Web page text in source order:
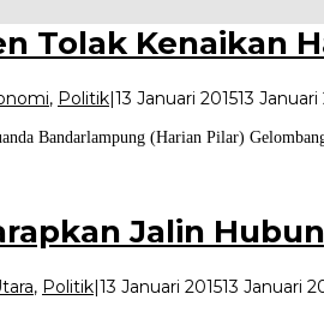
Tolak Kenaikan
, Politik|13 Januari 201513 Januari
Bandarlampung (Harian Pilar)
Jalin
, Politik 13 Januari 201513 Januari